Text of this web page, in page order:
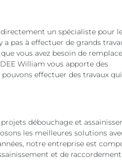
un spécialiste pour
pas à effectuer de grands
vous avez besoin de
William vous apporte des
effectuer des travaux
débouchage et
les meilleures solutions
notre entreprise est
et de